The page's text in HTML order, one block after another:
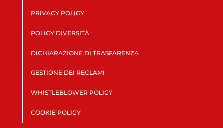
PRIVACY POLICY
POLICY DIVERSITÀ
DICHIARAZIONE DI TRASPARENZA
GESTIONE DEI RECLAMI
WHISTLEBLOWER POLICY
COOKIE POLICY